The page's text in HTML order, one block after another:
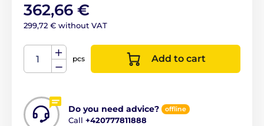
362,66 €
299,72 € without VAT
pcs Add to cart
Do you need advice? offline
Call +420777811888